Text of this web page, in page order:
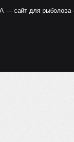
— сайт для рыболова